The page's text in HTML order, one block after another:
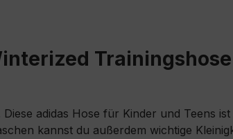
adidas Hose für Kinder und Teens
kannst du außerdem wichtige